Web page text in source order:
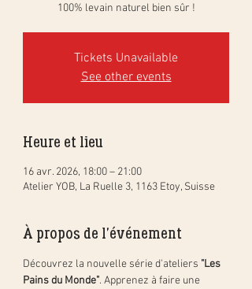
100% levain naturel bien sûr !
Tickets Unavailable
See other events
Heure et lieu
16 avr. 2026, 18:00 – 21:00
Atelier YOB, La Ruelle 3, 1163 Etoy, Suisse
À propos de l'événement
Découvrez la nouvelle série d'ateliers "Les
Pains du Monde". Apprenez à faire une